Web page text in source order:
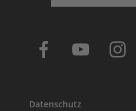
Datenschutz